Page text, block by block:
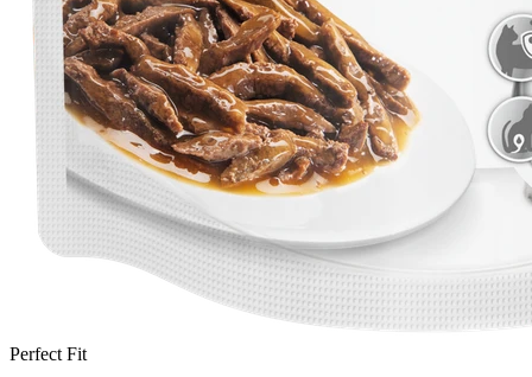
Perfect Fit